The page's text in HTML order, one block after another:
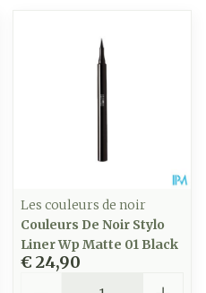
Les couleurs de noir
Couleurs De Noir Stylo
Liner Wp Matte 01 Black
€ 24,90